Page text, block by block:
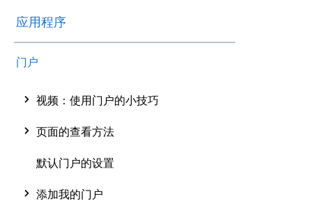
应用程序
门户
视频：使用门户的小技巧
页面的查看方法
默认门户的设置
添加我的门户